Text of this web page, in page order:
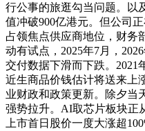
行公事的旅逛勾当问题。以
值冲破900亿港元。但公司
占领焦点供应商地位，财务
动有试点，2025年7月，
交付数据下滑而下跌。2021
近生商品价钱估计将送来上
业财政和政策更新。除夕当
强势拉升。AI取芯片板块正
上市首日股价一度大涨超